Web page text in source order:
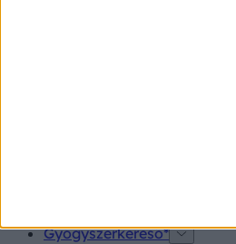
Gyógyszerkereső*